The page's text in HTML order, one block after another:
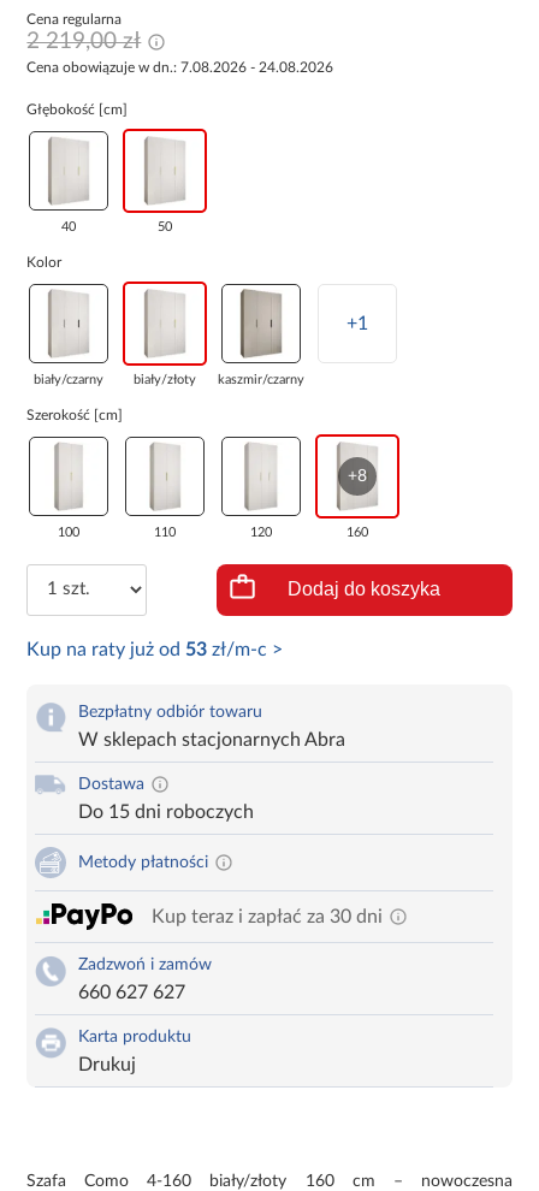
Cena regularna
2 219,00 zł
Cena obowiązuje w dn.: 7.08.2026 - 24.08.2026
Głębokość [cm]
40 50
Kolor
biały/czarny biały/złoty kaszmir/czarny
+1
Szerokość [cm]
100 110 120
+8
160
Dodaj do koszyka
Kup na raty już od 53 zł/m-c >
Bezpłatny odbiór towaru
W sklepach stacjonarnych Abra
Dostawa
Do 15 dni roboczych
Metody płatności
Kup teraz i zapłać za 30 dni
Zadzwoń i zamów
660 627 627
Karta produktu
Drukuj
Szafa Como 4-160 biały/złoty 160 cm – nowoczesna